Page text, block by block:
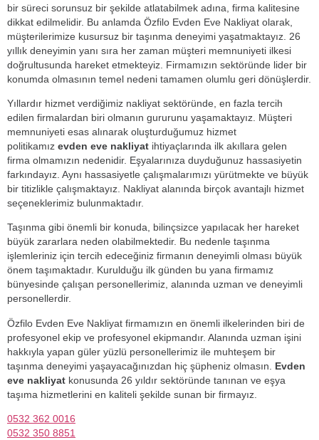
bir süreci sorunsuz bir şekilde atlatabilmek adına, firma kalitesine
dikkat edilmelidir. Bu anlamda Özfilo Evden Eve Nakliyat olarak,
müşterilerimize kusursuz bir taşınma deneyimi yaşatmaktayız. 26
yıllık deneyimin yanı sıra her zaman müşteri memnuniyeti ilkesi
doğrultusunda hareket etmekteyiz. Firmamızın sektöründe lider bir
konumda olmasının temel nedeni tamamen olumlu geri dönüşlerdir.
Yıllardır hizmet verdiğimiz nakliyat sektöründe, en fazla tercih
edilen firmalardan biri olmanın gururunu yaşamaktayız. Müşteri
memnuniyeti esas alınarak oluşturduğumuz hizmet
politikamız evden eve nakliyat ihtiyaçlarında ilk akıllara gelen
firma olmamızın nedenidir. Eşyalarınıza duyduğunuz hassasiyetin
farkındayız. Aynı hassasiyetle çalışmalarımızı yürütmekte ve büyük
bir titizlikle çalışmaktayız. Nakliyat alanında birçok avantajlı hizmet
seçeneklerimiz bulunmaktadır.
Taşınma gibi önemli bir konuda, bilinçsizce yapılacak her hareket
büyük zararlara neden olabilmektedir. Bu nedenle taşınma
işlemleriniz için tercih edeceğiniz firmanın deneyimli olması büyük
önem taşımaktadır. Kurulduğu ilk günden bu yana firmamız
bünyesinde çalışan personellerimiz, alanında uzman ve deneyimli
personellerdir.
Özfilo Evden Eve Nakliyat firmamızın en önemli ilkelerinden biri de
profesyonel ekip ve profesyonel ekipmandır. Alanında uzman işini
hakkıyla yapan güler yüzlü personellerimiz ile muhteşem bir
taşınma deneyimi yaşayacağınızdan hiç şüpheniz olmasın. Evden
eve nakliyat konusunda 26 yıldır sektöründe tanınan ve eşya
taşıma hizmetlerini en kaliteli şekilde sunan bir firmayız.
0532 362 0016
0532 350 8851